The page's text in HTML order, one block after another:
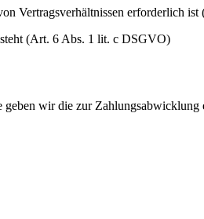
Vertragsverhältnissen erforderlich ist
(Art. 6 Abs. 1 lit. c DSGVO)
geben wir die zur